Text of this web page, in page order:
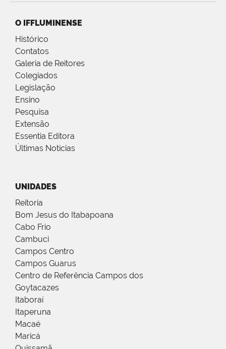
O IFFLUMINENSE
Histórico
Contatos
Galeria de Reitores
Colegiados
Legislação
Ensino
Pesquisa
Extensão
Essentia Editora
Últimas Notícias
UNIDADES
Reitoria
Bom Jesus do Itabapoana
Cabo Frio
Cambuci
Campos Centro
Campos Guarus
Centro de Referência Campos dos
Goytacazes
Itaboraí
Itaperuna
Macaé
Maricá